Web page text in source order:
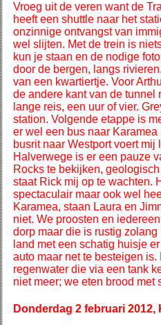
Vroeg uit de veren want de
heeft een shuttle naar het
onzinnige ontvangst van
wel slijten. Met de trein is
kun je staan en de nodige
door de bergen, langs
van een kwartiertje. Voor
de andere kant van de
lange reis, een uur of vier.
station. Volgende etappe is
er wel een bus naar
busrit naar Westport voert
Halverwege is er een pauze
Rocks te bekijken,
staat Rick mij op te wachten.
spectaculair maar ook wel
Karamea, staan Laura en
niet. We proosten en
dorp maar die is rustig
land met een schatig huisje
auto maar net te besteigen
regenwater die via een tank
niet meer; we eten brood
Donderdag 2 februari 2012,